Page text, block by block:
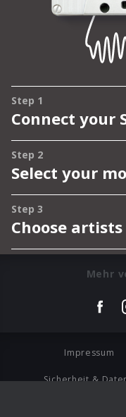
Mehr
Impressum
Sicherheit &